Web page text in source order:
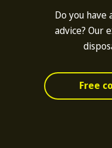
Do you have
advice? Our
Free